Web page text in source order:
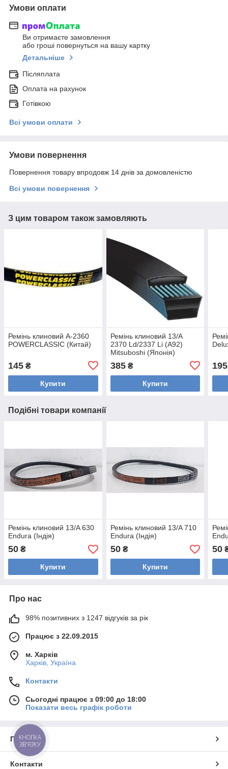
Умови оплати
Ви отримаєте замовлення
або гроші повернуться на вашу картку
Детальніше
Післяплата
Оплата на рахунок
Готівкою
Всі умови оплати
Умови повернення
Повернення товару впродовж 14 днів за домовленістю
Всі умови повернення
З цим товаром також замовляють
Ремінь клиновий А-2360
POWERCLASSIC (Китай)
145 ₴
Купити
Ремінь клиновий 13/A
2370 Ld/2337 Li (A92)
Mitsuboshi (Японія)
385₴
Купити
195
Подібні товари компанії
Ремінь клиновий 13/A 630
Endura (Індія)
50 ₴
Купити
Ремінь клиновий 13/A 710
Endura (Індія)
50₴
Купити
50
Про нас
98% позитивних з 1247 відгуків за рік
Працює з 22.09.2015
м. Харків
Харків, Україна
Контакти
Сьогодні працює з 09:00 до 18:00
Показати весь графік роботи
Про нас
Контакти
КНОПКА
ЗВ'ЯЗКУ